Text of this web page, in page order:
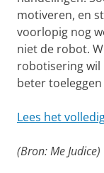
motiveren, en
voorlopig nog
niet de robot.
robotisering wil
beter
Lees het
(Bron: Me Judice)